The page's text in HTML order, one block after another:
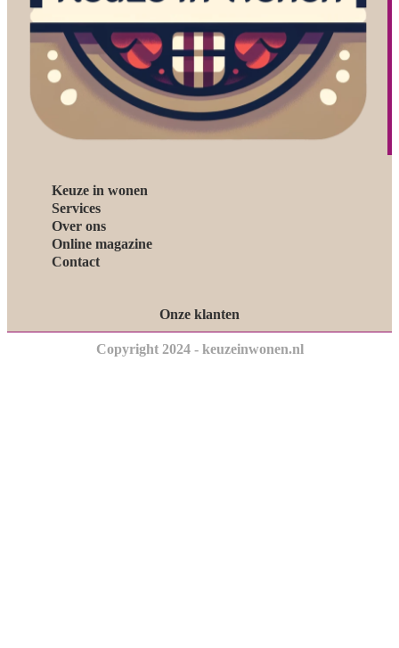
Keuze in wonen
Services
Over ons
Online magazine
Contact
Onze klanten
Copyright 2024 - keuzeinwonen.nl